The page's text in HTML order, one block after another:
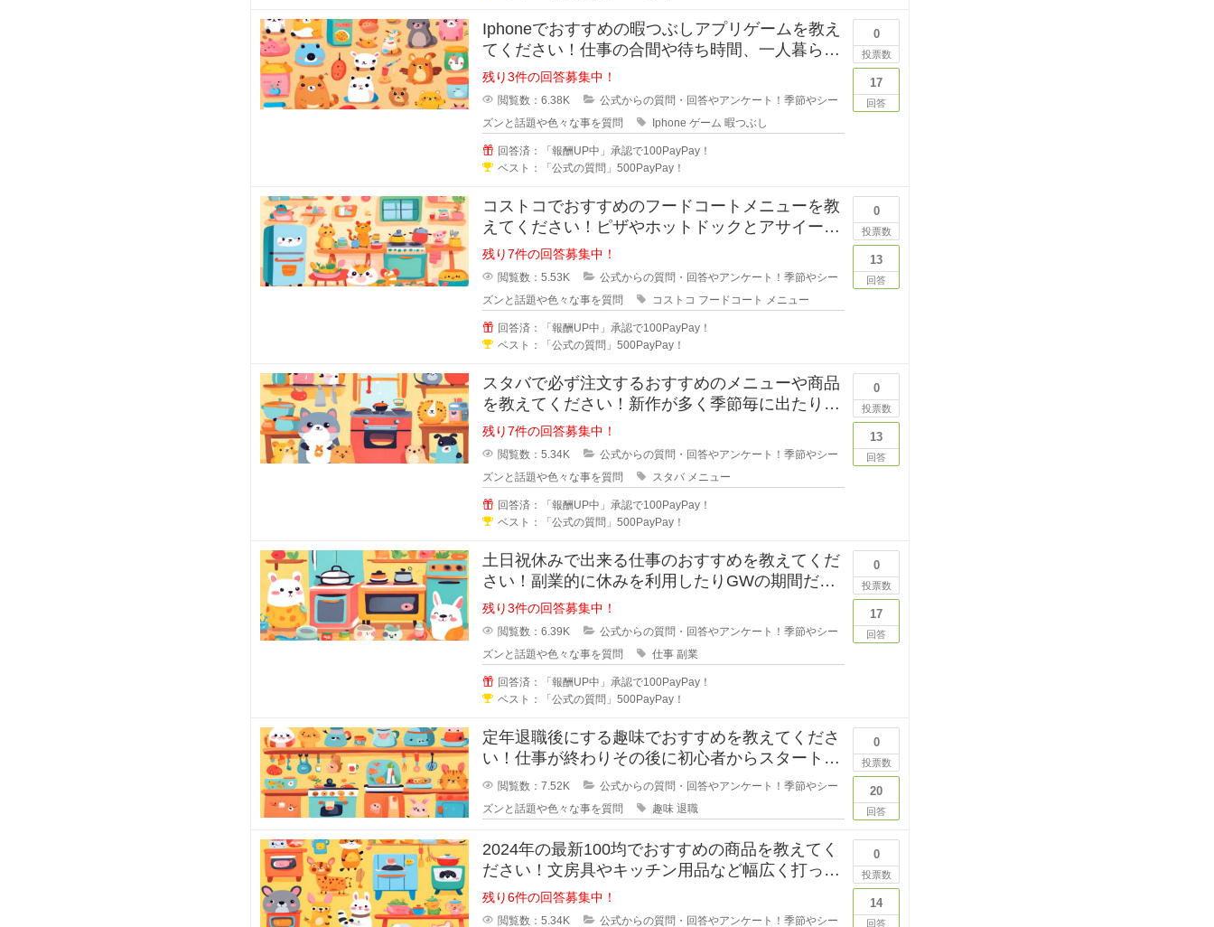
Iphoneでおすすめの暇つぶしアプリゲームを教え
てください！仕事の合間や待ち時間、一人暮らし
などで暇な時間ってあります
残り3件の回答募集中！
閲覧数：6.38K
公式からの質問・回答やアンケート！季節やシー
ズンと話題や色々な事を質問
Iphone ゲーム 暇つぶし
回答済：「報酬UP中」承認で100PayPay！
ベスト：「公式の質問」500PayPay！
0
投票数
17
回答
コストコでおすすめのフードコートメニューを教
えてください！ピザやホットドックとアサイーボ
ウルなど様々なメニューがあります
残り7件の回答募集中！
閲覧数：5.53K
公式からの質問・回答やアンケート！季節やシー
ズンと話題や色々な事を質問
コストコ フードコート メニュー
回答済：「報酬UP中」承認で100PayPay！
ベスト：「公式の質問」500PayPay！
0
投票数
13
回答
スタバで必ず注文するおすすめのメニューや商品
を教えてください！新作が多く季節毎に出たりし
ますが、スタバで定番的に注文する
残り7件の回答募集中！
閲覧数：5.34K
公式からの質問・回答やアンケート！季節やシー
ズンと話題や色々な事を質問
スタバ メニュー
回答済：「報酬UP中」承認で100PayPay！
ベスト：「公式の質問」500PayPay！
0
投票数
13
回答
土日祝休みで出来る仕事のおすすめを教えてくだ
さい！副業的に休みを利用したりGWの期間だけ
の短期バイトなどで仕事をしたい場
残り3件の回答募集中！
閲覧数：6.39K
公式からの質問・回答やアンケート！季節やシー
ズンと話題や色々な事を質問
仕事 副業
回答済：「報酬UP中」承認で100PayPay！
ベスト：「公式の質問」500PayPay！
0
投票数
17
回答
定年退職後にする趣味でおすすめを教えてくださ
い！仕事が終わりその後に初心者からスタートし
ても楽しめる趣味があれば教えてく
閲覧数：7.52K
公式からの質問・回答やアンケート！季節やシー
ズンと話題や色々な事を質問
趣味 退職
0
投票数
20
回答
2024年の最新100均でおすすめの商品を教えてく
ださい！文房具やキッチン用品など幅広く打って
いる100均で購入すべきお
残り6件の回答募集中！
閲覧数：5.34K 公式からの質問・回答やアンケート！季節やシー
0
投票数
14
回答